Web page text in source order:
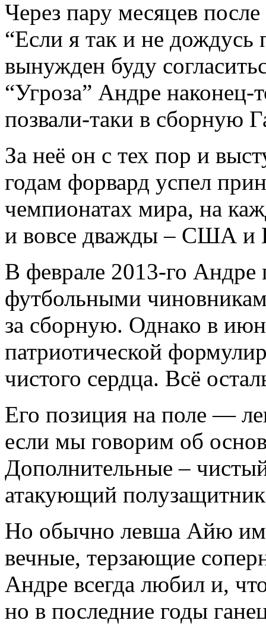
Через пару месяцев
“Если я так и не
вынужден буду
“Угроза” Андре наконец-
позвали-таки в сборную
За неё он с тех пор и
годам форвард успел
чемпионатах мира, на
и вовсе дважды – США и
В феврале 2013-го Андре
футбольными
за сборную. Однако в
патриотической
чистого сердца. Всё
Его позиция на поле —
если мы говорим об
Дополнительные –
атакующий
Но обычно левша Айю
вечные, терзающие
Андре всегда любил и,
но в последние годы